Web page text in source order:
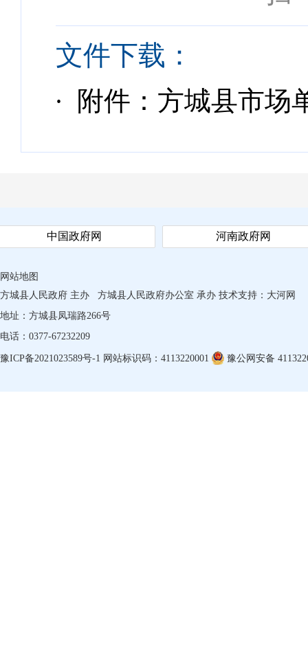
文件下载：
· 附件：方城县市场
中国政府网 河南政府网
网站地图
方城县人民政府 主办
方城县人民政府办公室 承办 技术支持： 大河网
地址：方城县凤瑞路266号
电话：0377-67232209
豫ICP备2021023589号-1 网站标识码：4113220001 豫公网安备